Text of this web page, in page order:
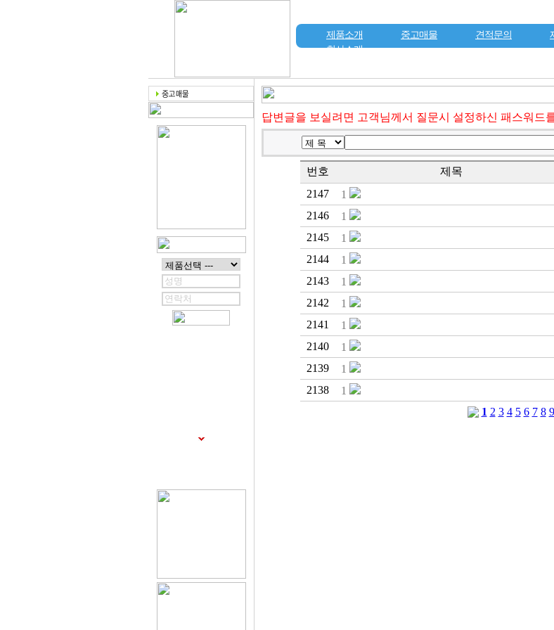
제품소개 중고매물 견적문의
회사소개
답변글을 보실려면 고객님께서 질문시 설정하신 패스워드
번호 제목
2147
1
2146
1
2145
1
2144
1
2143
1
2142
1
2141
1
2140
1
2139
1
2138
1
1 2 3 4 5 6 7 8 9